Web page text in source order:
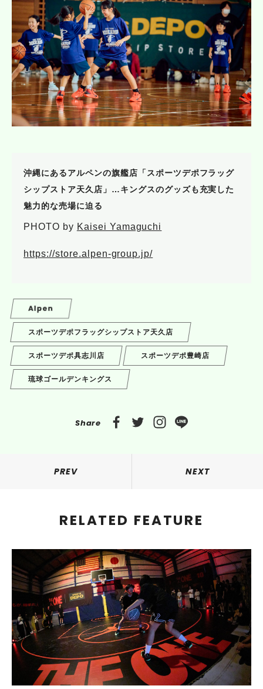
沖縄にあるアルペンの旗艦店「スポーツデポフラッグ
シップストア天久店」…キングスのグッズも充実した
魅力的な売場に迫る
PHOTO by Kaisei Yamaguchi
https://store.alpen-group.jp/
Alpen
スポーツデポフラッグシップストア天久店
スポーツデポ具志川店 スポーツデポ豊崎店
琉球ゴールデンキングス
Share
PREV NEXT
RELATED FEATURE